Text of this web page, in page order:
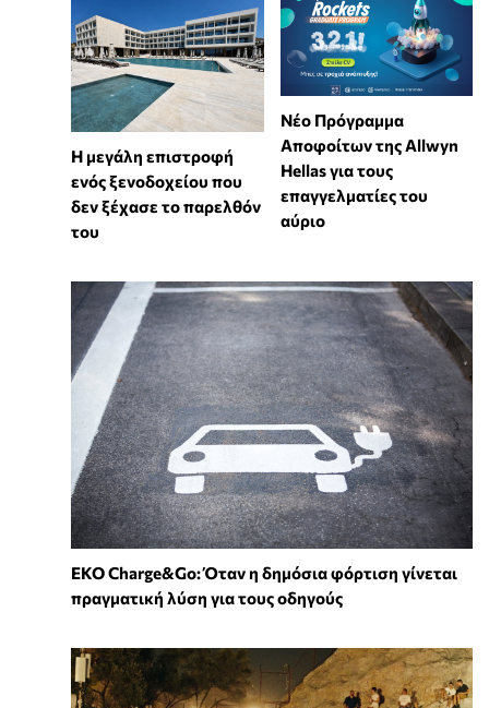
Η μεγάλη επιστροφή
ενός ξενοδοχείου που
δεν ξέχασε το παρελθόν
του
Νέο Πρόγραμμα
Αποφοίτων της Allwyn
Hellas για τους
επαγγελματίες του
αύριο
EKO Charge&Go: Όταν η δημόσια φόρτιση γίνεται
πραγματική λύση για τους οδηγούς